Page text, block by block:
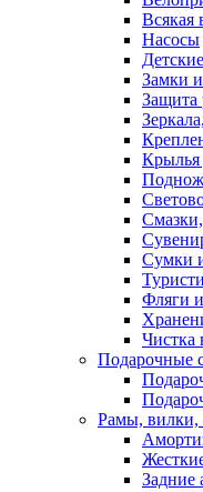
Всякая
Насосы
Замки
Защита
Крылья
Сумки
Фляги
Чистка
Подарочные
Рамы, вилки,
Задние